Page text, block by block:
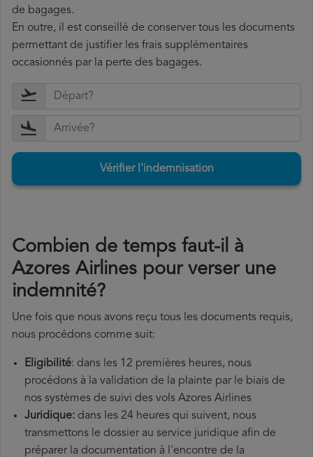
de bagages.
En outre, il est conseillé de conserver tous les documents
permettant de justifier les frais supplémentaires
occasionnés par la perte des bagages.
Vérifier l'indemnisation
Combien de temps faut-il à
Azores Airlines pour verser une
indemnité?
Une fois que nous avons reçu tous les documents requis,
nous procédons comme suit:
Eligibilité: dans les 12 premières heures, nous
procédons à la validation de la plainte par le biais de
nos systèmes de suivi des vols Azores Airlines
Juridique: dans les 24 heures qui suivent, nous
transmettons le dossier au service juridique afin de
préparer la documentation à l'encontre de la